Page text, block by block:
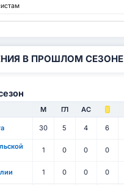
В ПРОШЛОМ СЕЗОНЕ
М ГЛ АС
30 5 4 6
1 0 0 0
1 0 0 0